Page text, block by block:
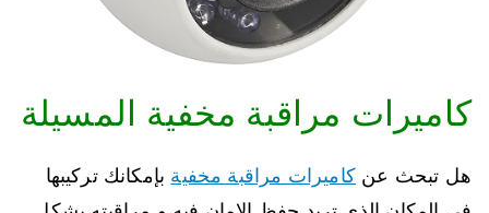
كاميرات مراقبة مخفية المسيلة
هل تبحث عن كاميرات مراقبة مخفية بإمكانك تركيبها